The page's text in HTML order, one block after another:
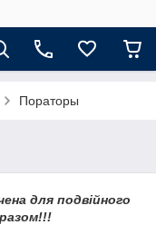
Пораторы
для подвійного